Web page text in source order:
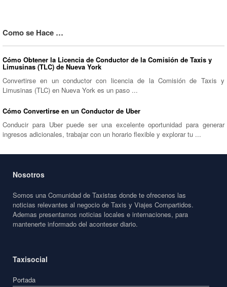
Como se Hace …
Cómo Obtener la Licencia de Conductor de la Comisión de Taxis y
Limusinas (TLC) de Nueva York
Convertirse en un conductor con licencia de la Comisión de Taxis y
Limusinas (TLC) en Nueva York es un paso ...
Cómo Convertirse en un Conductor de Uber
Conducir para Uber puede ser una excelente oportunidad para generar
ingresos adicionales, trabajar con un horario flexible y explorar tu ...
Nosotros
Somos una Comunidad de Taxistas donde te ofrecenos las
noticias relevantes al negocio de Taxis y Viajes Compartidos.
Ademas presentamos noticias locales e internaciones, para
mantenerte informado del aconteser diario.
Taxisocial
Portada